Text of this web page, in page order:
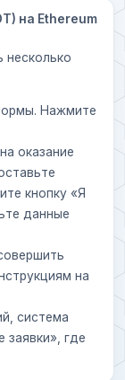
на Ethereum
Нажмите
оказание
кнопку «Я
данные
на
система
заявки», где